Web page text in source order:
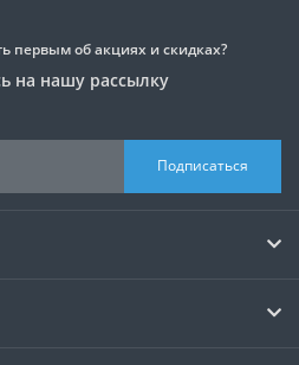
первым об акциях и скидках?
на нашу рассылку
Подписаться